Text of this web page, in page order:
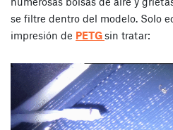
se filtre dentro del modelo. Solo
impresión de PETGsin tratar: